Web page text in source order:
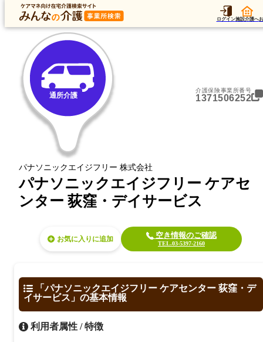
ログイン施設介護へ
トップ データ
トップ 東京都 杉並区 通所介護 パナソニックエイジフリー ケアセンター 荻窪・デ
通所介護
パナソニックエイジフリー 株式会社
介護保険事業所番号
1371506252
パナソニックエイジフリー ケアセ
ンター 荻窪・デイサービス
お気に入り 空き情報のご確認
TEL.03-5397-2160
「パナソニックエイジフリー ケアセンター 荻窪・デ
イサービス」の基本情報
利用者属性 / 特徴